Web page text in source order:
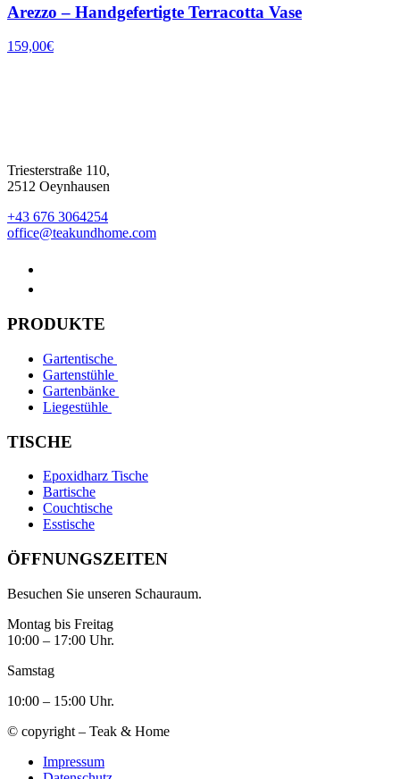
Arezzo – Handgefertigte Terracotta Vase
159,00€
Triesterstraße 110,
2512 Oeynhausen
+43 676 3064254
office@teakundhome.com
PRODUKTE
Gartentische
Gartenstühle
Gartenbänke
Liegestühle
TISCHE
Epoxidharz Tische
Bartische
Couchtische
Esstische
ÖFFNUNGSZEITEN
Besuchen Sie unseren Schauraum.
Montag bis Freitag
10:00 – 17:00 Uhr.
Samstag
10:00 – 15:00 Uhr.
© copyright – Teak & Home
Impressum